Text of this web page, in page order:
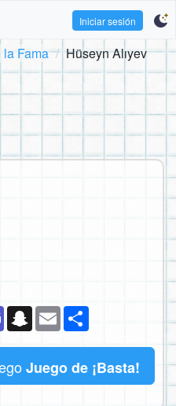
Iniciar sesión
Fama Hüseyn Alıyev
TeamsSnapchat
Email
Juego de ¡Basta!